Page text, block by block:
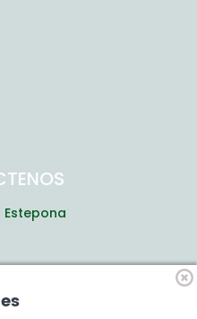
Estepona